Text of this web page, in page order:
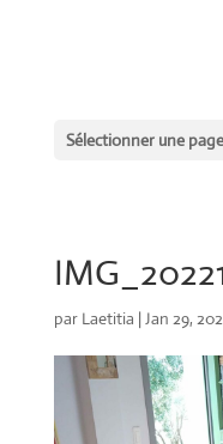
Sélectionner une page
par Laetitia |Jan 29,